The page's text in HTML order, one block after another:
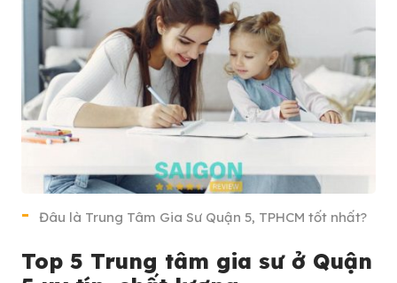
Đâu là Trung Tâm Gia Sư Quận 5, TPHCM tốt nhất?
Top 5 Trung tâm gia sư ở Quận